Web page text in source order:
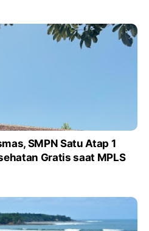
SMPN Satu Atap 1
Gratis saat MPLS